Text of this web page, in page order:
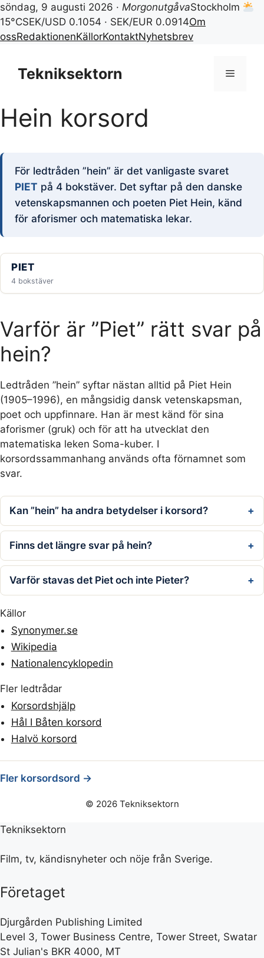
söndag, 9 augusti 2026 · MorgonutgåvaStockholm
15°CSEK/USD 0.1054 · SEK/EUR 0.0914Om
ossRedaktionenKällorKontaktNyhetsbrev
innehållTekniksektorn Meny
Hein korsord
För ledtråden ”hein” är det vanligaste svaret
PIET på 4 bokstäver. Det syftar på den danske
vetenskapsmannen och poeten Piet Hein, känd
för aforismer och matematiska lekar.
PIET
4 bokstäver
Varför är ”Piet” rätt svar på
hein?
Ledtråden ”hein” syftar nästan alltid på Piet Hein
(1905–1996), en mångsidig dansk vetenskapsman,
poet och uppfinnare. Han är mest känd för sina
aforismer (gruk) och för att ha utvecklat den
matematiska leken Soma-kuber. I
korsordssammanhang används ofta förnamnet som
svar.
Kan ”hein” ha andra betydelser i korsord?
Finns det längre svar på hein?
Varför stavas det Piet och inte Pieter?
Källor
Synonymer.se
Wikipedia
Nationalencyklopedin
Fler ledtrådar
Korsordshjälp
Hål I Båten korsord
Halvö korsord
Fler korsordsord →
© 2026 Tekniksektorn
Tekniksektorn
Film, tv, kändisnyheter och nöje från Sverige.
Företaget
Djurgården Publishing Limited
Level 3, Tower Business Centre, Tower Street, Swatar
St Julian's BKR 4000, MT